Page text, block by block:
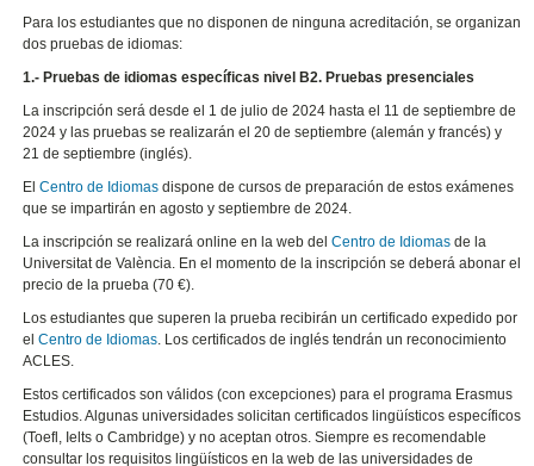
Para los estudiantes que no disponen de ninguna acreditación, se organizan
dos pruebas de idiomas:
1.- Pruebas de idiomas específicas nivel B2. Pruebas presenciales
La inscripción será desde el 1 de julio de 2024 hasta el 11 de septiembre de
2024 y las pruebas se realizarán el 20 de septiembre (alemán y francés) y
21 de septiembre (inglés).
ElCentro de Idiomas dispone de cursos de preparación de estos exámenes
que se impartirán en agosto y septiembre de 2024.
La inscripción se realizará online en la web delCentro de Idiomas de la
Universitat de València. En el momento de la inscripción se deberá abonar el
precio de la prueba (70 €).
Los estudiantes que superen la prueba recibirán un certificado expedido por
elCentro de Idiomas . Los certificados de inglés tendrán un reconocimiento
ACLES.
Estos certificados son válidos (con excepciones) para el programa Erasmus
Estudios. Algunas universidades solicitan certificados lingüísticos específicos
(Toefl, Ielts o Cambridge) y no aceptan otros. Siempre es recomendable
consultar los requisitos lingüísticos en la web de las universidades de